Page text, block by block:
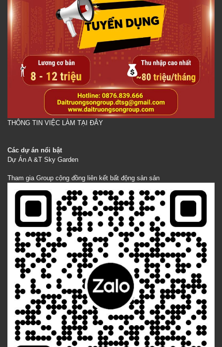
THÔNG TIN VIỆC LÀM TẠI ĐÂY
Các dự án nổi bật
Dự Án A &T Sky Garden
Tham gia Group cộng đồng liên kết bất động sản sản